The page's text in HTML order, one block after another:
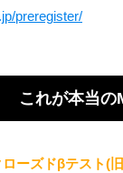
preregister/
これが本当の
ーズドβテスト(